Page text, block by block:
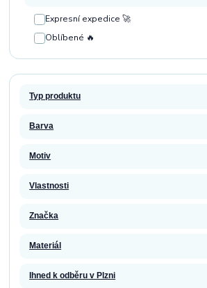
Expresní expedice 🚀
Oblíbené 🔥
Typ produktu
Barva
Motiv
Vlastnosti
Značka
Materiál
Ihned k odběru v Plzni